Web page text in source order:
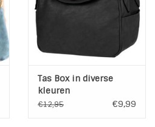
Tas Box in diverse
kleuren
€12,95 €9,99